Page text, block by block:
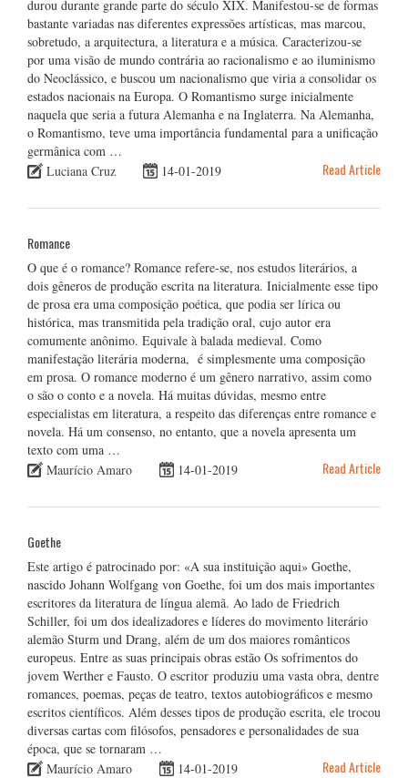
durou durante grande parte do século XIX. Manifestou-se de formas
bastante variadas nas diferentes expressões artísticas, mas marcou,
sobretudo, a arquitectura, a literatura e a música. Caracterizou-se
por uma visão de mundo contrária ao racionalismo e ao iluminismo
do Neoclássico, e buscou um nacionalismo que viria a consolidar os
estados nacionais na Europa. O Romantismo surge inicialmente
naquela que seria a futura Alemanha e na Inglaterra. Na Alemanha,
o Romantismo, teve uma importância fundamental para a unificação
germânica com …
Luciana Cruz
14-01-2019 Read Article
Romance
O que é o romance? Romance refere-se, nos estudos literários, a
dois gêneros de produção escrita na literatura. Inicialmente esse tipo
de prosa era uma composição poética, que podia ser lírica ou
histórica, mas transmitida pela tradição oral, cujo autor era
comumente anônimo. Equivale à balada medieval. Como
manifestação literária moderna, é simplesmente uma composição
em prosa. O romance moderno é um gênero narrativo, assim como
o são o conto e a novela. Há muitas dúvidas, mesmo entre
especialistas em literatura, a respeito das diferenças entre romance e
novela. Há um consenso, no entanto, que a novela apresenta um
texto com uma …
Maurício Amaro
14-01-2019 Read Article
Goethe
Este artigo é patrocinado por: «A sua instituição aqui» Goethe,
nascido Johann Wolfgang von Goethe, foi um dos mais importantes
escritores da literatura de língua alemã. Ao lado de Friedrich
Schiller, foi um dos idealizadores e líderes do movimento literário
alemão Sturm und Drang, além de um dos maiores românticos
europeus. Entre as suas principais obras estão Os sofrimentos do
jovem Werther e Fausto. O escritor produziu uma vasta obra, dentre
romances, poemas, peças de teatro, textos autobiográficos e mesmo
escritos científicos. Além desses tipos de produção escrita, ele trocou
diversas cartas com filósofos, pensadores e personalidades de sua
época, que se tornaram …
Maurício Amaro
14-01-2019 Read Article